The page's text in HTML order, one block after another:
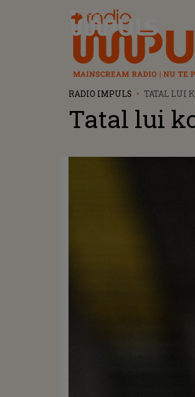
Radio Impuls
RADIO IMPULS TATAL LUI
Tatal lui